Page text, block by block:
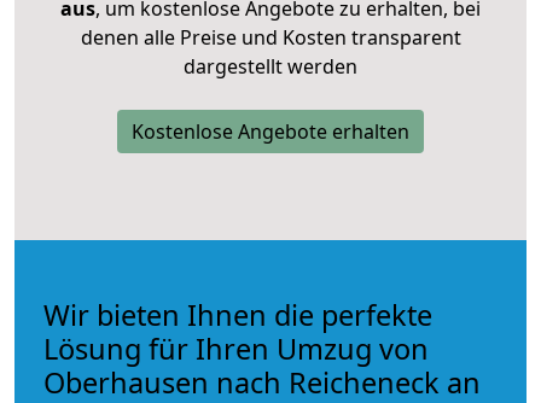
aus, um kostenlose Angebote zu erhalten, bei
denen alle Preise und Kosten transparent
dargestellt werden
Kostenlose Angebote erhalten
Wir bieten Ihnen die perfekte
Lösung für Ihren Umzug von
Oberhausen nach Reicheneck an